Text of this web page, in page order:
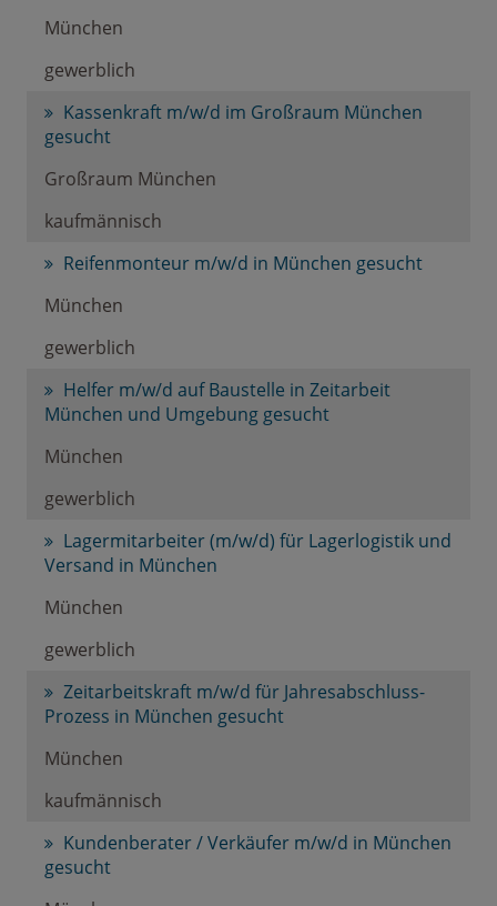
München
gewerblich
Kassenkraft m/w/d im Großraum München
gesucht
Großraum München
kaufmännisch
Reifenmonteur m/w/d in München gesucht
München
gewerblich
Helfer m/w/d auf Baustelle in Zeitarbeit
München und Umgebung gesucht
München
gewerblich
Lagermitarbeiter (m/w/d) für Lagerlogistik und
Versand in München
München
gewerblich
Zeitarbeitskraft m/w/d für Jahresabschluss-
Prozess in München gesucht
München
kaufmännisch
Kundenberater / Verkäufer m/w/d in München
gesucht